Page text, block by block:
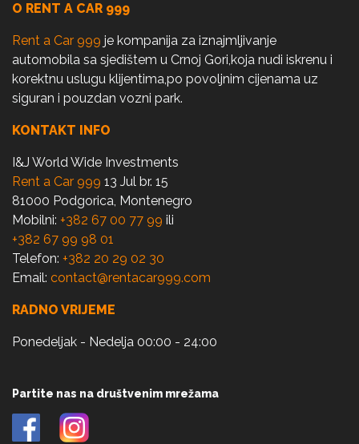
O RENT A CAR 999
Rent a Car 999 je kompanija za iznajmljivanje
automobila sa sjedištem u Crnoj Gori,koja nudi iskrenu i
korektnu uslugu klijentima,po povoljnim cijenama uz
siguran i pouzdan vozni park.
KONTAKT INFO
I&J World Wide Investments
Rent a Car 999 13 Jul br. 15
81000 Podgorica, Montenegro
Mobilni: +382 67 00 77 99 ili
+382 67 99 98 01
Telefon: +382 20 29 02 30
Email: contact@rentacar999.com
RADNO VRIJEME
Ponedeljak - Nedelja 00:00 - 24:00
Partite nas na društvenim mrežama